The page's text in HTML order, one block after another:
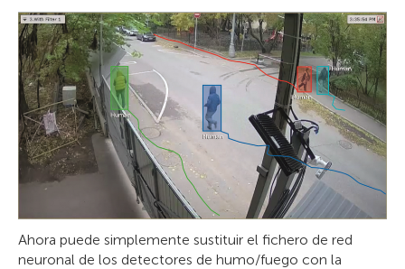
Ahora puede simplemente sustituir el fichero de red
neuronal de los detectores de humo/fuego con la